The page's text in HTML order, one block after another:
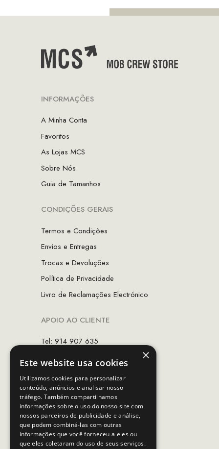
INFORMAÇÕES
A Minha Conta
Favoritos
As Lojas MCS
Sobre Nós
Guia de Tamanhos
CONDIÇÕES GERAIS
Termos e Condições
Envios e Entregas
Trocas e Devoluções
Política de Privacidade
Livro de Reclamações Electrónico
APOIO AO CLIENTE
Tel: 914 907 635
Horário de contacto:
Dias úteis das 10h as 19h
SEGUE-NOS
×
Este website usa cookies
Utilizamos cookies para personalizar
conteúdo, anúncios e analisar nosso
tráfego. Também compartilhamos
informações sobre o uso do nosso site com
nossos parceiros de publicidade e análise,
que podem combiná-las com outras
informações que você forneceu a eles ou
que eles coletaram do uso de seus serviços.